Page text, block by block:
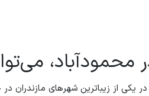
محمودآباد،
در یکی از زیباترین شهرهای مازندران